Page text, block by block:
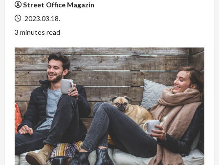
Street Office Magazin
2023.03.18.
3 minutes read